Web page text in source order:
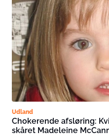
Udland
Chokerende afsløring:
skåret Madeleine